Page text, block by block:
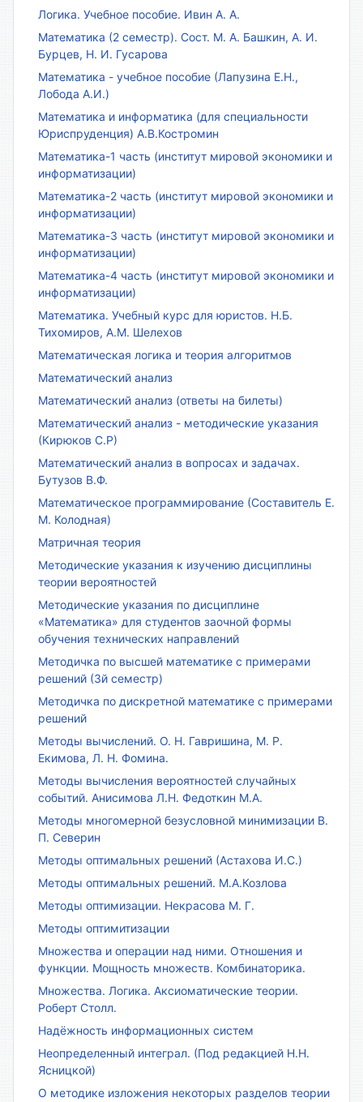
Логика. Учебное пособие. Ивин А. А.
Математика (2 семестр). Сост. М. А. Башкин, А. И.
Бурцев, Н. И. Гусарова
Математика - учебное пособие (Лапузина Е.Н.,
Лобода А.И.)
Математика и информатика (для специальности
Юриспруденция) А.В.Костромин
Математика-1 часть (институт мировой экономики и
информатизации)
Математика-2 часть (институт мировой экономики и
информатизации)
Математика-3 часть (институт мировой экономики и
информатизации)
Математика-4 часть (институт мировой экономики и
информатизации)
Математика. Учебный курс для юристов. Н.Б.
Тихомиров, А.М. Шелехов
Математическая логика и теория алгоритмов
Математический анализ
Математический анализ (ответы на билеты)
Математический анализ - методические указания
(Кирюков С.Р)
Математический анализ в вопросах и задачах.
Бутузов В.Ф.
Математическое программирование (Составитель Е.
М. Колодная)
Матричная теория
Методические указания к изучению дисциплины
теории вероятностей
Методические указания по дисциплине
«Математика» для студентов заочной формы
обучения технических направлений
Методичка по высшей математике с примерами
решений (3й семестр)
Методичка по дискретной математике с примерами
решений
Методы вычислений. О. Н. Гавришина, М. Р.
Екимова, Л. Н. Фомина.
Методы вычисления вероятностей случайных
событий. Анисимова Л.Н. Федоткин М.А.
Методы многомерной безусловной минимизации В.
П. Северин
Методы оптимальных решений (Астахова И.С.)
Методы оптимальных решений. М.А.Козлова
Методы оптимизации. Некрасова М. Г.
Методы оптимитизации
Множества и операции над ними. Отношения и
функции. Мощность множеств. Комбинаторика.
Множества. Логика. Аксиоматические теории.
Роберт Столл.
Надёжность информационных систем
Неопределенный интеграл. (Под редакцией Н.Н.
Ясницкой)
О методике изложения некоторых разделов теории